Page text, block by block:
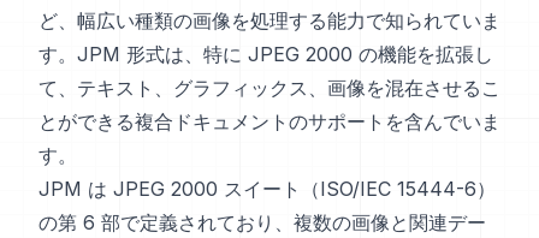
ど、幅広い種類の画像を処理する能力で知られていま
す。JPM 形式は、特に JPEG 2000 の機能を拡張し
て、テキスト、グラフィックス、画像を混在させるこ
とができる複合ドキュメントのサポートを含んでいま
す。
JPM は JPEG 2000 スイート（ISO/IEC 15444-6）
の第 6 部で定義されており、複数の画像と関連デー